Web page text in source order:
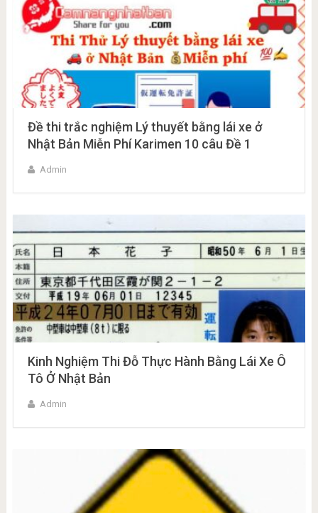
Đề thi trắc nghiệm Lý thuyết bằng lái xe ở
Nhật Bản Miễn Phí Karimen 10 câu Đề 1
Admin
Kinh Nghiệm Thi Đỗ Thực Hành Bằng Lái Xe Ô
Tô Ở Nhật Bản
Admin